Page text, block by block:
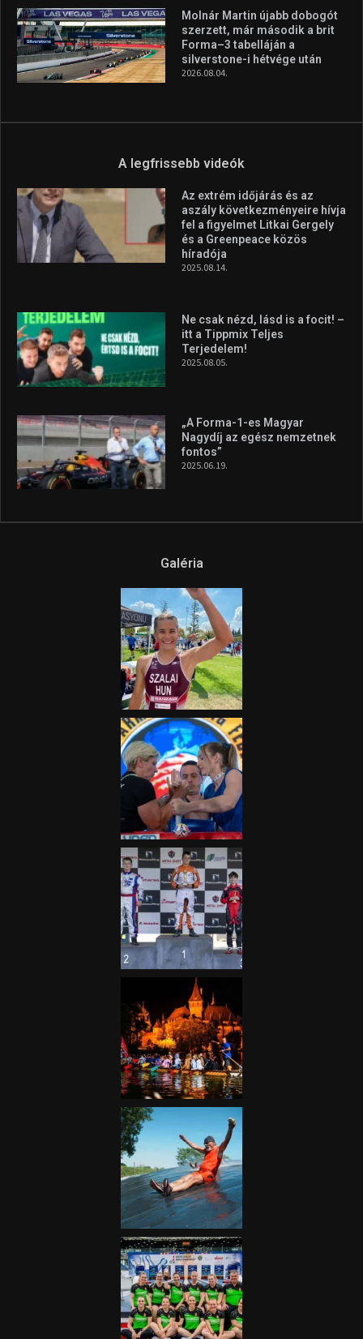
Molnár Martin újabb dobogót
szerzett, már második a brit
Forma–3 tabelláján a
silverstone-i hétvége után
2026.08.04.
A legfrissebb videók
Az extrém időjárás és az
aszály következményeire hívja
fel a figyelmet Litkai Gergely
és a Greenpeace közös
híradója
2025.08.14.
Ne csak nézd, lásd is a focit! –
itt a Tippmix Teljes
Terjedelem!
2025.08.05.
„A Forma-1-es Magyar
Nagydíj az egész nemzetnek
fontos”
2025.06.19.
Galéria